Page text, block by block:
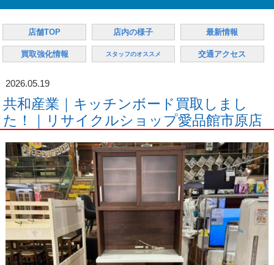
店舗TOP 店内の様子 最新情報
買取強化情報 スタッフのオススメ 交通アクセス
2026.05.19
共和産業｜キッチンボード買取しまし
た！｜リサイクルショップ愛品館市原店